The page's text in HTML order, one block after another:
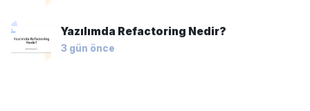
Yazılımda Refactoring Nedir?
3 gün önce